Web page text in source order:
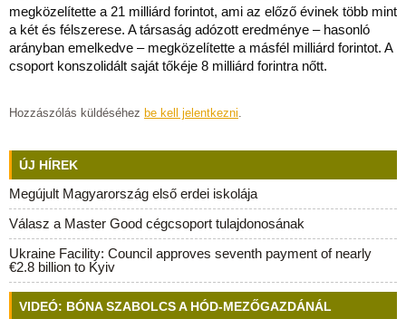
megközelítette a 21 milliárd forintot, ami az előző évinek több mint
a két és félszerese. A társaság adózott eredménye – hasonló
arányban emelkedve – megközelítette a másfél milliárd forintot. A
csoport konszolidált saját tőkéje 8 milliárd forintra nőtt.
Hozzászólás küldéséhez be kell jelentkezni.
ÚJ HÍREK
Megújult Magyarország első erdei iskolája
Válasz a Master Good cégcsoport tulajdonosának
Ukraine Facility: Council approves seventh payment of nearly
€2.8 billion to Kyiv
VIDEÓ: BÓNA SZABOLCS A HÓD-MEZŐGAZDÁNÁL